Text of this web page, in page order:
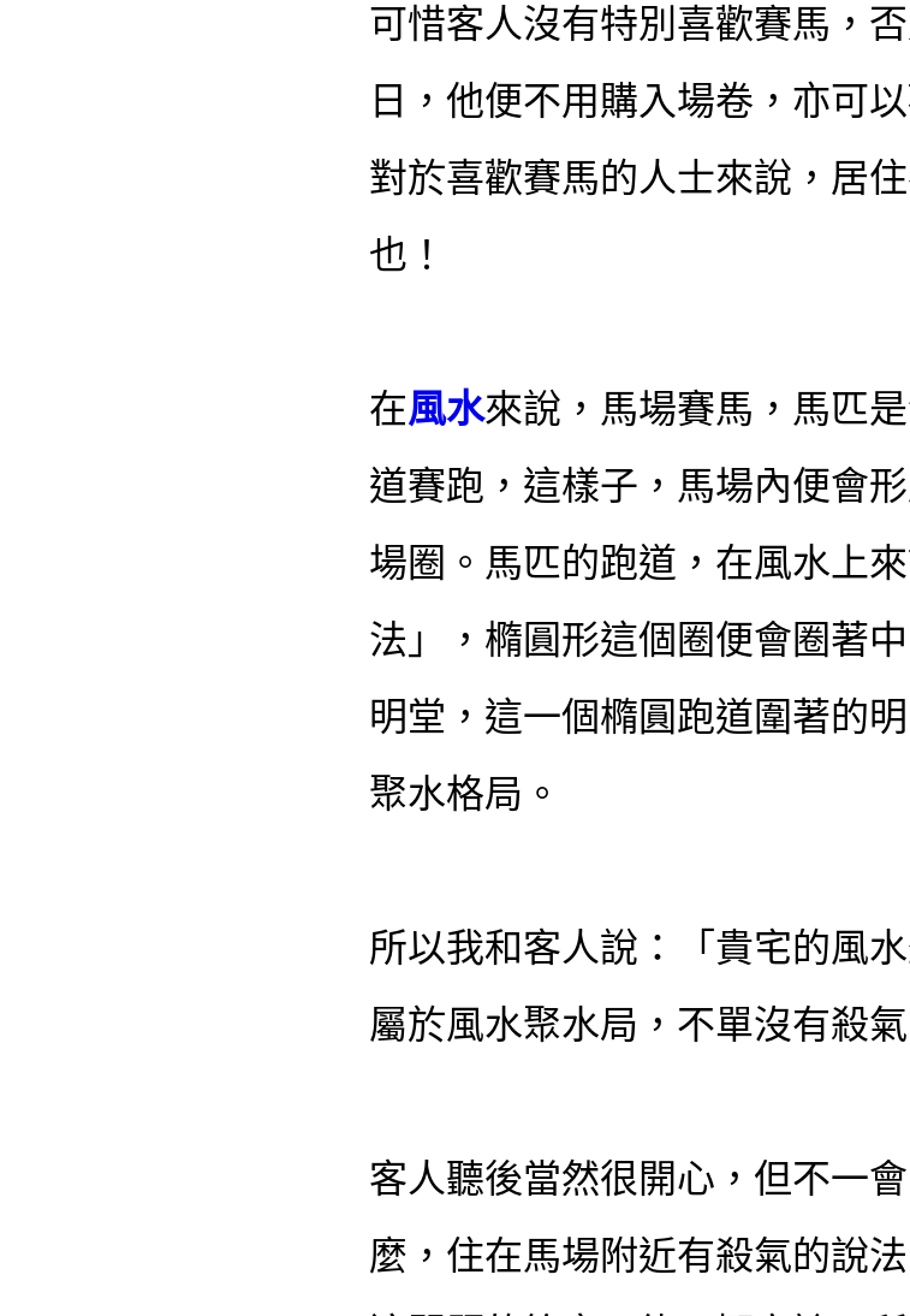
可惜客人沒有特別喜歡賽馬，
日，他便不用購入場卷，亦可
對於喜歡賽馬的人士來說，居
也！
在風水來說，馬場賽馬，馬匹
道賽跑，這樣子，馬場內便會
場圈。馬匹的跑道，在風水上
法」，橢圓形這個圈便會圈著
明堂，這一個橢圓跑道圍著的
聚水格局。
所以我和客人說：「貴宅的風
屬於風水聚水局，不單沒有殺
客人聽後當然很開心，但不一
麼，住在馬場附近有殺氣的說